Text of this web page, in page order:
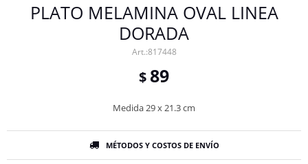
PLATO MELAMINA OVAL LINEA
DORADA
817448
$ 89
Medida 29 x 21.3 cm
MÉTODOS Y COSTOS DE ENVÍO